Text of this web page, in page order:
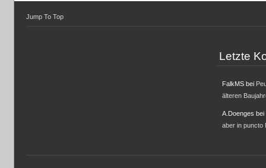
Jump To Top
Letzte
FalkMSbei
älteren
A.Doenges bei
aber in puncto